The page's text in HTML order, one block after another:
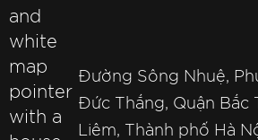
Đường Sông Nhuệ,
Đức Thắng, Quận Bắc
Liêm, Thành phố Hà